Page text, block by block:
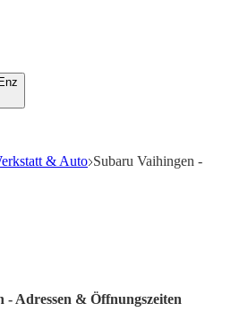
& Auto Subaru Vaihingen -
Adressen & Öffnungszeiten